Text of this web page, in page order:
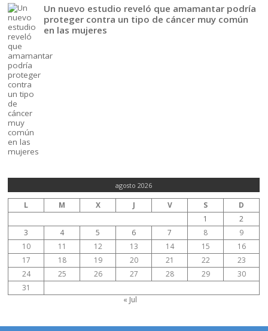
Un nuevo estudio reveló que amamantar podría
proteger contra un tipo de cáncer muy común
en las mujeres
agosto 2026
L M X J V S
D
1
2
3
4 5 6 7 8
9
10
11 12 13 14 15
16
17
18 19 20 21 22
23
24
25 26 27 28 29
30
31
« Jul